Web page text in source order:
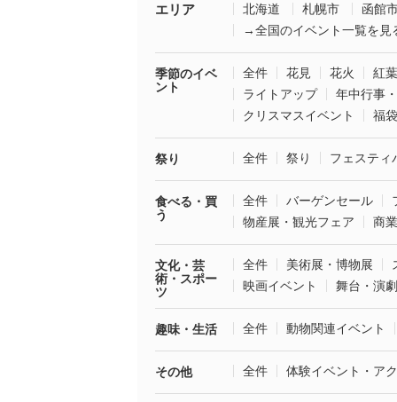
エリア 北海道 札幌市
函館
→全国のイベント一覧を見
季節のイベ
ント
全件 花見 花火
紅葉
ライトアップ
年中行事
クリスマスイベント
福
祭り 全件 祭り フェスティ
食べる・買
う
全件 バーゲンセール
物産展・観光フェア
商
文化・芸
術・スポー
ツ
全件 美術展・博物展
映画イベント
舞台・演劇
趣味・生活 全件 動物関連イベント
その他 全件 体験イベント・ア